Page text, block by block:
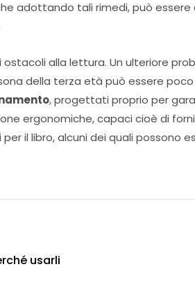
adottando tali rimedi, può
ostacoli alla lettura. Un ulteriore
della terza età può essere
, progettati proprio per
ergonomiche, capaci cioè di
il libro, alcuni dei quali
usarli